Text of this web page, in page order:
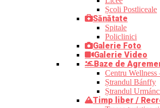
Școli Postliceale
Sănătate
Spitale
Policlinici
Galerie Foto
Galerie Video
Baze de
Centru
Ștrandul Bánffy
Ștrandul
Timp liber /